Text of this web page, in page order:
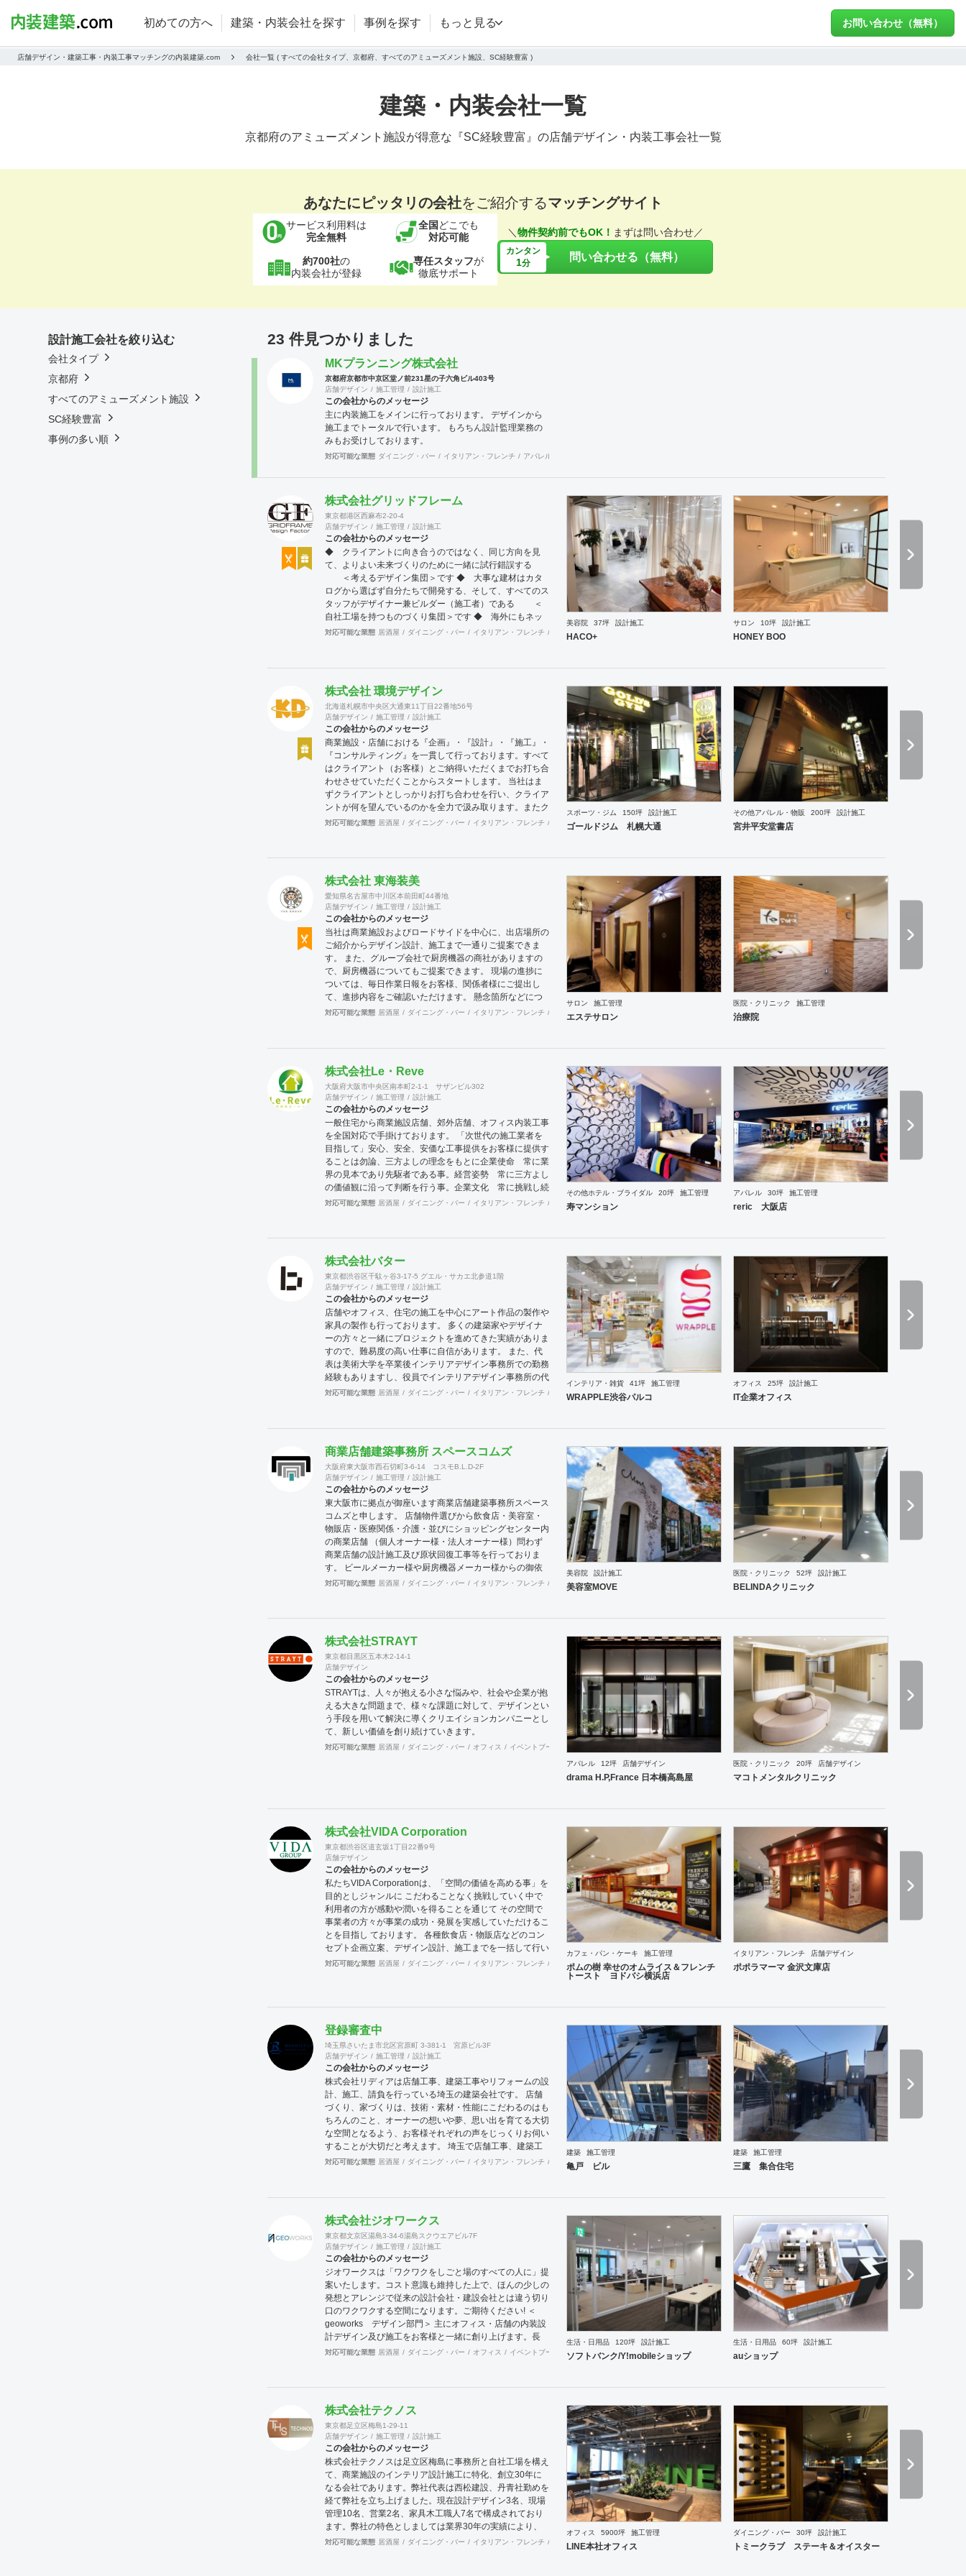
初めての方へ 建築・内装会社を探す 事例を探す もっと見る お問い合わせ（無料）
店舗デザイン・建築工事・内装工事マッチングの内装建築.com 会社一覧 ( すべての会社タイプ、京都府、すべてのアミューズメント施設、SC経験豊富 )
建築・内装会社一覧
京都府のアミューズメント施設が得意な『SC経験豊富』の店舗デザイン・内装工事会社一覧
あなたにピッタリの会社をご紹介するマッチングサイト
サービス利用料は
完全無料
全国 どこでも
対応可能
約700社の
内装会社が登録
専任スタッフが
徹底サポート
＼ 物件契約前でもOK！ まずは問い合わせ／
カンタン
1分 問い合わせる（無料）
23 件見つかりました
MKプランニング株式会社
京都府京都市中京区堂ノ前231星の子六角ビル403号
店舗デザイン
施工管理 設計施工
この会社からのメッセージ
主に内装施工をメインに行っております。 デザインから
施工までトータルで行います。 もろちん設計監理業務の
みもお受けしております。
対応可能な業態 ダイニング・バー イタリアン・フレンチ アパレル
株式会社グリッドフレーム
東京都港区西麻布2-20-4
店舗デザイン
施工管理 設計施工
この会社からのメッセージ
◆ クライアントに向き合うのではなく、同じ方向を見
て、よりよい未来づくりのために一緒に試行錯誤する
＜考えるデザイン集団＞です ◆ 大事な建材はカタ
ログから選ばず自分たちで開発する、そして、すべてのス
タッフがデザイナー兼ビルダー（施工者）である ＜
自社工場を持つものづくり集団＞です ◆ 海外にもネッ
トワークを持ち、英語や中国語に堪能なスタッフたちが、
案件、施工案件、造作物制作など、多様な請負形態が可能
が可能で、例えば通常デザイン性とは無縁な特定防火設備
（鉄扉）などにも高いデザイン性を施すことも可能です。
GRIDFRAME とりかえのきかない空間
https://gridframe.co.jp/ Synes(シネス) 霧のようなやわら
かな空間 http://synes.jp/ SOTOCHIKU 時間の蓄積を
取り込む空間 https://sotochiku.com/
対応可能な業態 居酒屋 ダイニング・バー イタリアン・フレンチ カフェ・パン・ケーキ 和食・寿司 焼肉・中華料理・韓国料理
美容院 37坪 設計施工
HACO+
サロン 10坪 設計施工
HONEY BOO
株式会社 環境デザイン
北海道札幌市中央区大通東11丁目22番地56号
店舗デザイン
施工管理 設計施工
この会社からのメッセージ
商業施設・店舗における『企画』・『設計』・『施工』・
『コンサルティング』を一貫して行っております。すべて
はクライアント（お客様）とご納得いただくまでお打ち合
わせさせていただくことからスタートします。 当社はま
ずクライアントとしっかりお打ち合わせを行い、クライア
ントが何を望んでいるのかを全力で汲み取ります。またク
ライアントが思い描いていることをどのように表現してい
提案いたします。
対応可能な業態 居酒屋 ダイニング・バー イタリアン・フレンチ カフェ・パン・ケーキ 和食・寿司 焼肉・中華料理・韓国料理 オフィス
スポーツ・ジム 150坪 設計施工
ゴールドジム 札幌大通
その他アパレル・物販 200坪 設計施工
宮井平安堂書店
株式会社 東海装美
愛知県名古屋市中川区本前田町44番地
店舗デザイン
施工管理 設計施工
この会社からのメッセージ
当社は商業施設およびロードサイドを中心に、出店場所の
ご紹介からデザイン設計、施工まで一通りご提案できま
す。 また、グループ会社で厨房機器の商社がありますの
で、厨房機器についてもご提案できます。 現場の進捗に
ついては、毎日作業日報をお客様、関係者様にご提出し
て、進捗内容をご確認いただけます。 懸念箇所などにつ
いてもスピーディーに確認、修正できます。 店舗内装の
リースなど何でもご相談ください。
対応可能な業態 居酒屋 ダイニング・バー イタリアン・フレンチ カフェ・パン・ケーキ 和食・寿司
サロン 施工管理
エステサロン
医院・クリニック 施工管理
治療院
株式会社Le・Reve
大阪府大阪市中央区南本町2-1-1 サザンビル302
店舗デザイン
施工管理 設計施工
この会社からのメッセージ
一般住宅から商業施設店舗、郊外店舗、オフィス内装工事
を全国対応で手掛けております。 「次世代の施工業者を
目指して」安心、安全、安価な工事提供をお客様に提供す
ることは勿論、三方よしの理念をもとに企業使命 常に業
界の見本であり先駆者である事。経営姿勢 常に三方よし
の価値観に沿って判断を行う事。企業文化 常に挑戦し続
け絶えず革新を行う事。この3大原則を基に常にLe・
請け会社として多くの下請け仕事を請けていますので、価
せば他にもいらっしゃるでしょうし、安く施工したにも関
わらす直ぐに施工部分が劣化したりトラブルが多くコスト
がかかっていては意味がありません。 弊社は安価である
事は勿論、施工後のアフターフォローもきっちりと対応さ
せていただき本当の意味での安価と言っていただけるよう
長期的なお客様との関係を築ける対応を心掛けておりま
す。また、東京のお客様に対しても定期的に本部にお邪魔
しましてご挨拶させていただいております。
対応可能な業態 居酒屋 ダイニング・バー イタリアン・フレンチ カフェ・パン・ケーキ 和食・寿司 焼肉・中華料理・韓国料理
その他ホテル・ブライダル 20坪 施工管理
寿マンション
アパレル 30坪 施工管理
reric 大阪店
株式会社バター
東京都渋谷区千駄ヶ谷3-17-5 グエル・サカエ北参道1階
店舗デザイン
施工管理 設計施工
この会社からのメッセージ
店舗やオフィス、住宅の施工を中心にアート作品の製作や
家具の製作も行っております。 多くの建築家やデザイナ
ーの方々と一緒にプロジェクトを進めてきた実績がありま
すので、難易度の高い仕事に自信があります。 また、代
表は美術大学を卒業後インテリアデザイン事務所での勤務
経験もありますし、役員でインテリアデザイン事務所の代
表を務めている者もおり、社内に4名のデザイナーを有し
すので、社内で5名と専属の外注監理1名の6名で物件規模
人を抱えており、内装工事において大きなボリュームを締
める木工家具の製作には質、量ともに自信を持っておりま
す。 その他、自社で飲食店を経営しており業態の開発や
レシピ提供、仕入先のコーディネート、人材教育なども行
っており設計や施工だけにとらわれない様々な引き合いが
あります。 大手企業の新業態開発の際の社外プロジェク
トメンバーとしてノウハウ提供などの実績もあります。
対応可能な業態 居酒屋 ダイニング・バー イタリアン・フレンチ カフェ・パン・ケーキ ラーメン・そば・うどん 和食・寿司 焼肉・中華料理・韓国料理
インテリア・雑貨 41坪 施工管理
WRAPPLE渋谷パルコ
オフィス 25坪 設計施工
IT企業オフィス
商業店舗建築事務所 スペースコムズ
大阪府東大阪市西石切町3-6-14 コスモB.L.D-2F
店舗デザイン
施工管理 設計施工
この会社からのメッセージ
東大阪市に拠点が御座います商業店舗建築事務所スペース
コムズと申します。 店舗物件選びから飲食店・美容室・
物販店・医療関係・介護・並びにショッピングセンター内
の商業店舗 （個人オーナー様・法人オーナー様）問わず
商業店舗の設計施工及び原状回復工事等を行っておりま
す。 ビールメーカー様や厨房機器メーカー様からの御依
頼の店舗工事も承っております。 御予算及び動線・デザ
一度御見積りさせて頂ければ幸いです。 施工例に付きま
すので！宜しくお願いします。
対応可能な業態 居酒屋 ダイニング・バー イタリアン・フレンチ カフェ・パン・ケーキ 和食・寿司 焼肉・中華料理・韓国料理
美容院 設計施工
美容室MOVE
医院・クリニック 52坪 設計施工
BELINDAクリニック
株式会社STRAYT
東京都目黒区五本木2-14-1
店舗デザイン
この会社からのメッセージ
STRAYTは、人々が抱える小さな悩みや、社会や企業が抱
える大きな問題まで、様々な課題に対して、デザインとい
う手段を用いて解決に導くクリエイションカンパニーとし
て、新しい価値を創り続けていきます。
対応可能な業態 居酒屋 ダイニング・バー オフィス イベントブース・ショールーム ホテル ブライダル アパレル インテリア・雑貨
アパレル 12坪 店舗デザイン
drama H.P,France 日本橋高島屋
医院・クリニック 20坪 店舗デザイン
マコトメンタルクリニック
株式会社VIDA Corporation
東京都渋谷区道玄坂1丁目22番9号
店舗デザイン
この会社からのメッセージ
私たちVIDA Corporationは、「空間の価値を高める事」を
目的としジャンルに こだわることなく挑戦していく中で
利用者の方が感動や潤いを得ることを通じて その空間で
事業者の方々が事業の成功・発展を実感していただけるこ
とを目指し ております。 各種飲食店・物販店などのコン
セプト企画立案、デザイン設計、施工までを一括して行い
ます。
対応可能な業態 居酒屋 ダイニング・バー イタリアン・フレンチ カフェ・パン・ケーキ ラーメン・そば・うどん 和食・寿司 焼肉・中華料理・韓国料理
カフェ・パン・ケーキ 施工管理
ポムの樹 幸せのオムライス＆フレンチ
トースト ヨドバシ横浜店
イタリアン・フレンチ 店舗デザイン
ポポラマーマ 金沢文庫店
登録審査中
埼玉県さいたま市北区宮原町 3-381-1 宮原ビル3F
店舗デザイン
施工管理 設計施工
この会社からのメッセージ
株式会社リディアは店舗工事、建築工事やリフォームの設
計、施工、請負を行っている埼玉の建築会社です。 店舗
づくり、家づくりは、技術・素材・性能にこだわるのはも
ちろんのこと、オーナーの想いや夢、思い出を育てる大切
な空間となるよう、お客様それぞれの声をじっくりお伺い
することが大切だと考えます。 埼玉で店舗工事、建築工
事やリフォームをお考えの方はお気軽に私たちにご相談く
対応可能な業態 居酒屋 ダイニング・バー イタリアン・フレンチ カフェ・パン・ケーキ 和食・寿司 焼肉・中華料理・韓国料理
建築 施工管理
亀戸 ビル
建築 施工管理
三鷹 集合住宅
株式会社ジオワークス
東京都文京区湯島3-34-6湯島スクウエアビル7F
店舗デザイン
施工管理 設計施工
この会社からのメッセージ
ジオワークスは「ワクワクをしごと場のすべての人に」提
案いたします。コスト意識も維持した上で、ほんの少しの
発想とアレンジで従来の設計会社・建設会社とは違う切り
口のワクワクする空間になります。ご期待ください! ＜
geoworks デザイン部門＞ 主にオフィス・店舗の内装設
計デザイン及び施工をお客様と一緒に創り上げます。長
年、大手ブランドショップ指定業者の施工知識もあり、商
＞ 会社創業からの「内装工事職」+「電気専門職」の自社
上してまいりました。伝達・理解スピードも速い為、結
果、業界いち施工期間が速いと自負しております。 対応
可能エリア 関東・東北・東海・北陸・関西・中国・九州
エリア ※北海道・四国・沖縄・離島は、要相談。実績あ
り。
対応可能な業態 居酒屋 ダイニング・バー オフィス イベントブース・ショールーム エントランス ワーキングスペース 塾・学校
生活・日用品 120坪 設計施工
ソフトバンク/Y!mobileショップ
生活・日用品 60坪 設計施工
auショップ
株式会社テクノス
東京都足立区梅島1-29-11
店舗デザイン
施工管理 設計施工
この会社からのメッセージ
株式会社テクノスは足立区梅島に事務所と自社工場を構え
て、商業施設のインテリア設計施工に特化、創立30年に
なる会社であります。弊社代表は西松建設、丹青社勤めを
経て弊社を立ち上げました。現在設計デザイン3名、現場
管理10名、営業2名、家具木工職人7名で構成されており
ます。弊社の特色としましては業界30年の実績により、
優れたトップ商空間デザイナーさん達と幅広いパイプを持
対応可能な業態 居酒屋 ダイニング・バー イタリアン・フレンチ カフェ・パン・ケーキ 和食・寿司 焼肉・中華料理・韓国料理 その他
オフィス 5900坪 施工管理
LINE本社オフィス
ダイニング・バー 30坪 設計施工
トミークラブ ステーキ＆オイスター
設計施工会社を絞り込む
会社タイプ
京都府
すべてのアミューズメント施設
SC経験豊富
事例の多い順